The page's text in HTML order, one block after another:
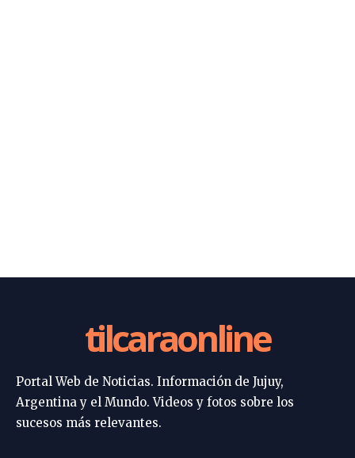
tilcaraonline
Portal Web de Noticias. Información de Jujuy,
Argentina y el Mundo. Videos y fotos sobre los
sucesos más relevantes.